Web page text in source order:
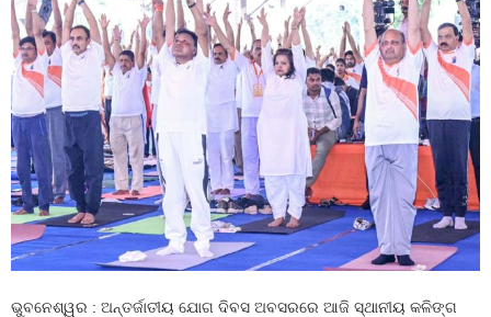
ଭୁବନେଶ୍ୱର : ଅନ୍ତର୍ଜାତୀୟ ଯୋଗ ଦିବସ ଅବସରରେ ଆଜି ସ୍ଥାନୀୟ କଳିଙ୍ଗ